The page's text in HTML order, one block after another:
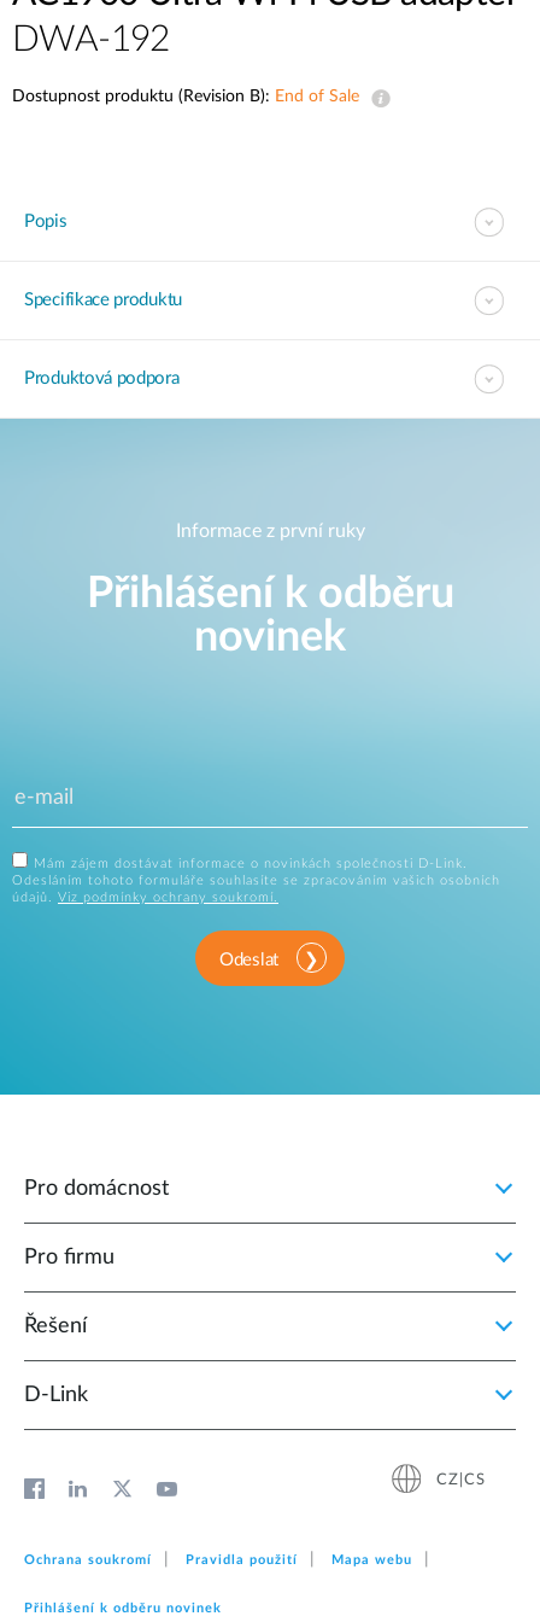
DWA-192
Dostupnost produktu (Revision B): End of Sale
Popis
Specifikace produktu
Produktová podpora
Informace z první ruky
Přihlášení k odběru
novinek
Mám zájem dostávat informace o novinkách společnosti D-Link.
Odesláním tohoto formuláře souhlasíte se zpracováním vašich osobních
údajů. Viz podmínky ochrany soukromí.
Odeslat
Pro domácnost
Pro firmu
Řešení
D‑Link
CZ|CS
Ochrana soukromí Pravidla použití Mapa webu
Přihlášení k odběru novinek